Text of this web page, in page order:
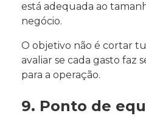
está adequada ao
negócio.
O objetivo não é cortar
avaliar se cada gasto faz
para a operação.
9. Ponto de